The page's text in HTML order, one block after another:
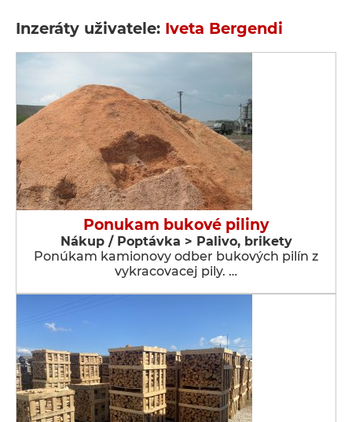
Inzeráty uživatele: Iveta Bergendi
Ponukam bukové piliny
Nákup / Poptávka > Palivo, brikety
Ponúkam kamionovy odber bukových pilín z
vykracovacej pily. …